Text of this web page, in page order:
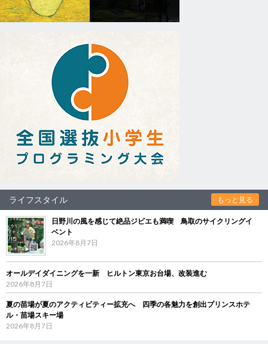
ライフスタイル もっと見る
日野川の風を感じて絶品ジビエも満喫 鳥取のサイクリングイ
ベント
2026年8月7日
オールデイダイニングを一新 ヒルトン東京お台場、改装進む
2026年8月7日
夏の苗場が夏のアクティビティー拡充へ 四季の各魅力を創出プリンスホテ
ル・苗場スキー場
2026年8月7日